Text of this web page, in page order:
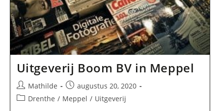
Uitgeverij Boom BV in Meppel
Bericht
auteur:
Mathilde
Bericht
gepubliceerd
op:
augustus 20, 2020
Berichtcategorie:
Drenthe / Meppel / Uitgeverij